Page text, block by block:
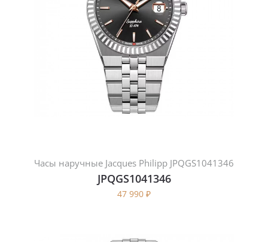
Часы наручные Jacques Philipp JPQGS1041346
JPQGS1041346
47 990 ₽